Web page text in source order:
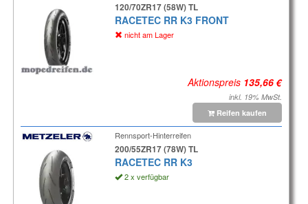
120/70ZR17 (58W) TL
RACETEC RR K3 FRONT
nicht am Lager
Aktionspreis
inkl. 19% MwSt.
Reifen kaufen
Rennsport-Hinterreifen
200/55ZR17 (78W) TL
RACETEC RR K3
2 x verfügbar